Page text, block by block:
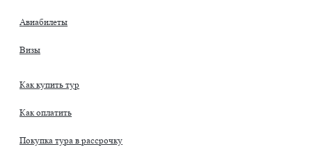
Авиабилеты
Визы
Как купить тур
Как оплатить
Покупка тура в рассрочку